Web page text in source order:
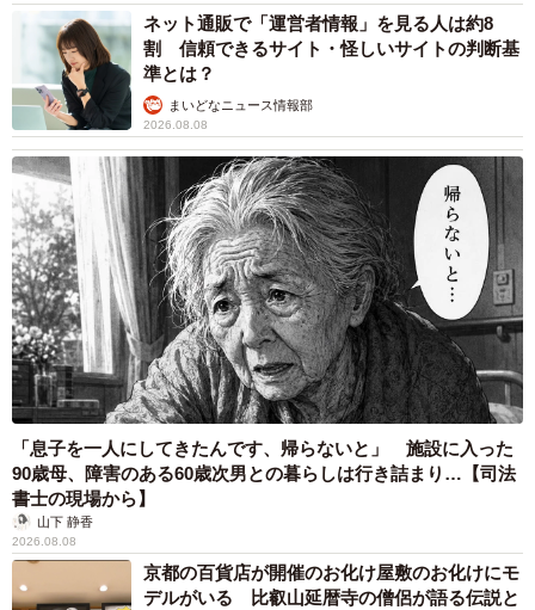
膀胱炎や腎臓腎盂を乗り越えたものの天国へ…
2020年5月。王子くんは膀胱炎からの尿路結石によって尿
路閉鎖を起こし、手術。翌月に退院するも病は再発し、尿
路拡張手術を行いました。
ネット通販で「運営者情報」を見る人は約8
割 信頼できるサイト・怪しいサイトの判断基
準とは？
まいどなニュース情報部
2026.08.08
「息子を一人にしてきたんです、帰らないと」 施設に入った
90歳母、障害のある60歳次男との暮らしは行き詰まり…【司法
書士の現場から】
山下 静香
2026.08.08
京都の百貨店が開催のお化け屋敷のお化けにモ
デルがいる 比叡山延暦寺の僧侶が語る伝説と